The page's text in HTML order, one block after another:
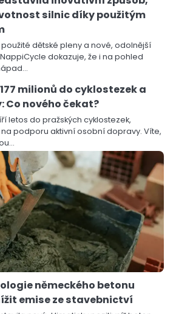
silnic díky použitým
dětské pleny a nové, odolnější
dokazuje, že i na pohled
milionů do cyklostezek a
Co nového čekat?
letos do pražských cyklostezek,
podporu aktivní osobní dopravy. Víte,
německého betonu
emise ze stavebnictví